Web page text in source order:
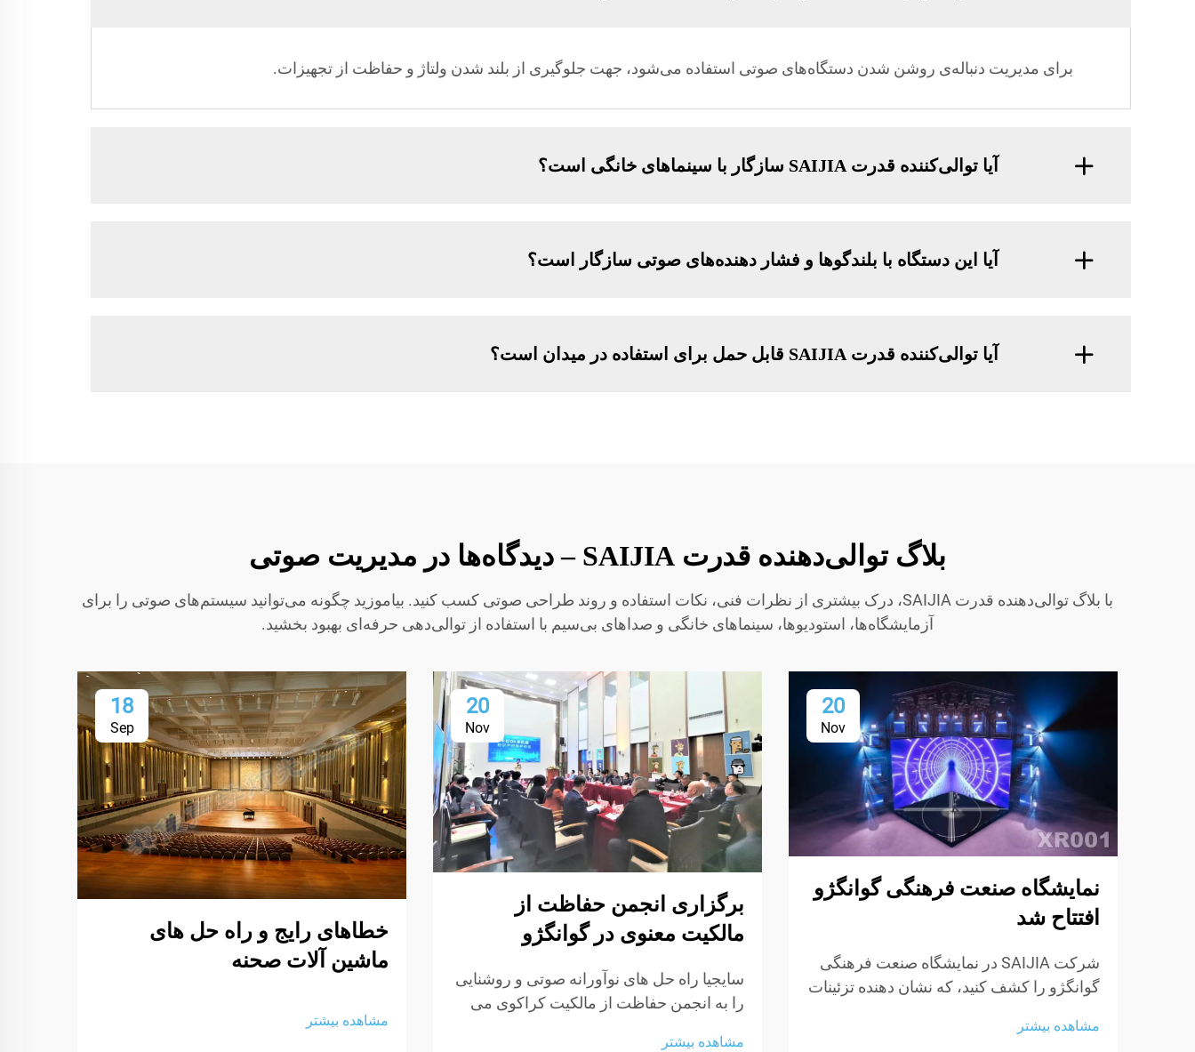
برای مدیریت دنباله‌ی روشن شدن دستگاه‌های صوتی استفاده می‌شود، جهت جلوگیری از بلند شدن ولتاژ و حفاظت از تجهیزات.
آیا توالی‌کننده قدرت SAIJIA سازگار با سینماهای خانگی است؟
آیا این دستگاه با بلندگو‌ها و فشار دهنده‌های صوتی سازگار است؟
آیا توالی‌کننده قدرت SAIJIA قابل حمل برای استفاده در میدان است؟
بلاگ توالی‌دهنده قدرت SAIJIA – دیدگاه‌ها در مدیریت صوتی
با بلاگ توالی‌دهنده قدرت SAIJIA، درک بیشتری از نظرات فنی، نکات استفاده و روند طراحی صوتی کسب کنید. بیاموزید چگونه می‌توانید سیستم‌های صوتی را برای
آزمایشگاه‌ها، استودیوها، سینماهای خانگی و صداهای بی‌سیم با استفاده از توالی‌دهی حرفه‌ای بهبود بخشید.
20
Nov
نمایشگاه صنعت فرهنگی گوانگژو
افتتاح شد
شرکت SAIJIA در نمایشگاه صنعت فرهنگی
گوانگژو را کشف کنید، که نشان دهنده تزئینات
استودیوها و فضاهای اجرا است.
مشاهده بیشتر
20
Nov
برگزاری انجمن حفاظت از
مالکیت معنوی در گوانگژو
سایجیا راه حل های نوآورانه صوتی و روشنایی
را به انجمن حفاظت از مالکیت کراکوی می
مشاهده بیشتر
18
Sep
خطاهای رایج و راه حل های
ماشین آلات صحنه
مشاهده بیشتر